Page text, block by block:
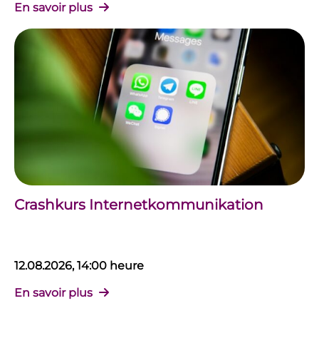
En savoir plus
Crashkurs Internetkommunikation
12.08.2026, 14:00 heure
En savoir plus